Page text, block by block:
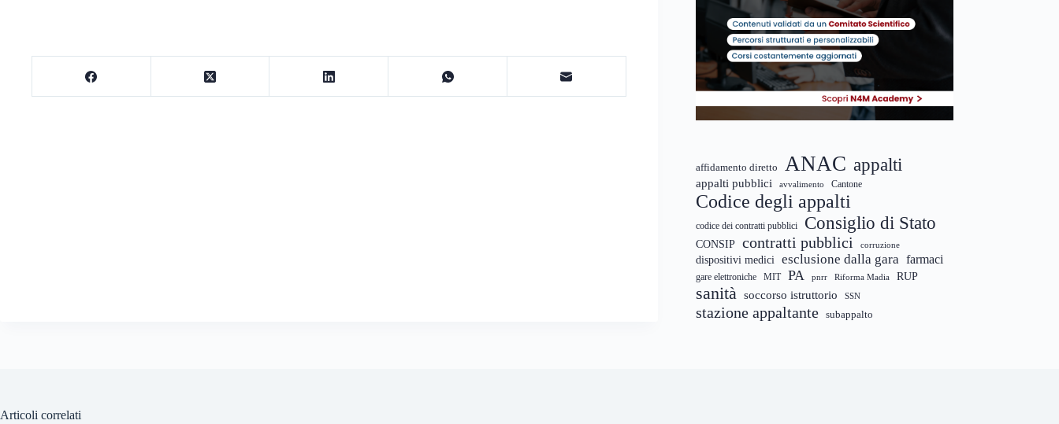
affidamento diretto ANAC appalti
appalti pubblici avvalimento Cantone
Codice degli appalti
codice dei contratti pubblici Consiglio di Stato
CONSIP contratti pubblici corruzione
dispositivi medici esclusione dalla gara farmaci
gare elettroniche MIT PA pnrr Riforma Madia RUP
sanità soccorso istruttorio SSN
stazione appaltante subappalto
Articoli correlati